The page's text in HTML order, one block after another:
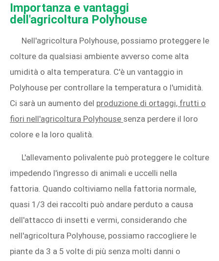
Importanza e vantaggi
dell'agricoltura Polyhouse
Nell'agricoltura Polyhouse, possiamo proteggere le
colture da qualsiasi ambiente avverso come alta
umidità o alta temperatura. C'è un vantaggio in
Polyhouse per controllare la temperatura o l'umidità.
Ci sarà un aumento del produzione di ortaggi, frutti o
fiori nell'agricoltura Polyhouse senza perdere il loro
colore e la loro qualità.
L'allevamento polivalente può proteggere le colture
impedendo l'ingresso di animali e uccelli nella
fattoria. Quando coltiviamo nella fattoria normale,
quasi 1/3 dei raccolti può andare perduto a causa
dell'attacco di insetti e vermi, considerando che
nell'agricoltura Polyhouse, possiamo raccogliere le
piante da 3 a 5 volte di più senza molti danni o